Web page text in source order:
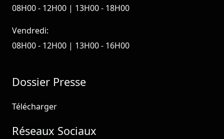
08H00 - 12H00 | 13H00 - 18H00
Vendredi:
08H00 - 12H00 | 13H00 - 16H00
Dossier Presse
Télécharger
Réseaux Sociaux